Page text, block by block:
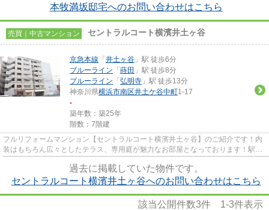
本牧満坂邸宅へのお問い合わせはこちら
売買｜中古マンション セントラルコート横濱井土ヶ谷
京急本線 「 井土ヶ谷 」駅 徒歩6分
ブルーライン 「 蒔田 」駅 徒歩8分
ブルーライン 「 弘明寺 」駅 徒歩13分
神奈川県横浜市南区井土ケ谷中町1-17
-
築年数：築25年
階数：7階建
フルリフォームマンション【セントラルコート横濱井土ヶ谷】のご紹介です！内
装はもちろん広々としたテラス、専用庭が魅力なお部屋となっております！駅ま
過去に掲載していた物件です。
セントラルコート横濱井土ヶ谷へのお問い合わせはこちら
該当公開件数3件 1-3件表示